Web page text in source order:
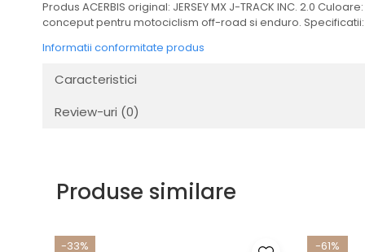
Transmisie
Produs ACERBIS original: JERSEY MX J-TRACK INC. 2.0
conceput pentru motociclism off-road si enduro. Specificatii:
Informatii conformitate produs
Caracteristici
Review-uri (0)
Produse similare
-33% -61%